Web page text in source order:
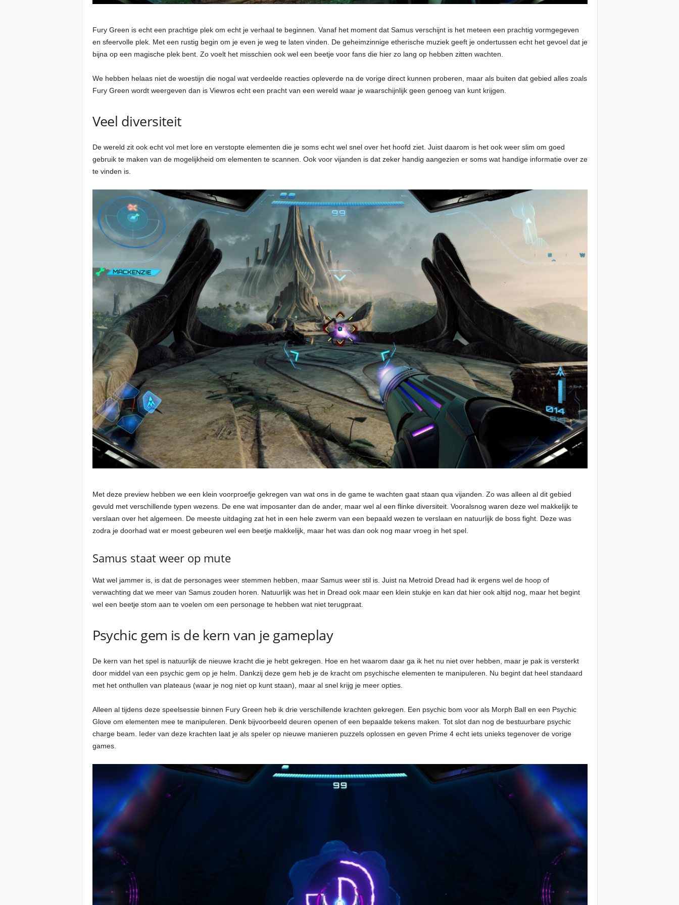
Fury Green is echt een prachtige plek om echt je verhaal te beginnen. Vanaf het moment dat Samus verschijnt is het meteen een prachtig vormgegeven
en sfeervolle plek. Met een rustig begin om je even je weg te laten vinden. De geheimzinnige etherische muziek geeft je ondertussen echt het gevoel dat je
bijna op een magische plek bent. Zo voelt het misschien ook wel een beetje voor fans die hier zo lang op hebben zitten wachten.
We hebben helaas niet de woestijn die nogal wat verdeelde reacties opleverde na de vorige direct kunnen proberen, maar als buiten dat gebied alles zoals
Fury Green wordt weergeven dan is Viewros echt een pracht van een wereld waar je waarschijnlijk geen genoeg van kunt krijgen.
Veel diversiteit
De wereld zit ook echt vol met lore en verstopte elementen die je soms echt wel snel over het hoofd ziet. Juist daarom is het ook weer slim om goed
gebruik te maken van de mogelijkheid om elementen te scannen. Ook voor vijanden is dat zeker handig aangezien er soms wat handige informatie over ze
te vinden is.
Met deze preview hebben we een klein voorproefje gekregen van wat ons in de game te wachten gaat staan qua vijanden. Zo was alleen al dit gebied
gevuld met verschillende typen wezens. De ene wat imposanter dan de ander, maar wel al een flinke diversiteit. Vooralsnog waren deze wel makkelijk te
verslaan over het algemeen. De meeste uitdaging zat het in een hele zwerm van een bepaald wezen te verslaan en natuurlijk de boss fight. Deze was
zodra je doorhad wat er moest gebeuren wel een beetje makkelijk, maar het was dan ook nog maar vroeg in het spel.
Samus staat weer op mute
Wat wel jammer is, is dat de personages weer stemmen hebben, maar Samus weer stil is. Juist na Metroid Dread had ik ergens wel de hoop of
verwachting dat we meer van Samus zouden horen. Natuurlijk was het in Dread ook maar een klein stukje en kan dat hier ook altijd nog, maar het begint
wel een beetje stom aan te voelen om een personage te hebben wat niet terugpraat.
Psychic gem is de kern van je gameplay
De kern van het spel is natuurlijk de nieuwe kracht die je hebt gekregen. Hoe en het waarom daar ga ik het nu niet over hebben, maar je pak is versterkt
door middel van een psychic gem op je helm. Dankzij deze gem heb je de kracht om psychische elementen te manipuleren. Nu begint dat heel standaard
met het onthullen van plateaus (waar je nog niet op kunt staan), maar al snel krijg je meer opties.
Alleen al tijdens deze speelsessie binnen Fury Green heb ik drie verschillende krachten gekregen. Een psychic bom voor als Morph Ball en een Psychic
Glove om elementen mee te manipuleren. Denk bijvoorbeeld deuren openen of een bepaalde tekens maken. Tot slot dan nog de bestuurbare psychic
charge beam. Ieder van deze krachten laat je als speler op nieuwe manieren puzzels oplossen en geven Prime 4 echt iets unieks tegenover de vorige
games.